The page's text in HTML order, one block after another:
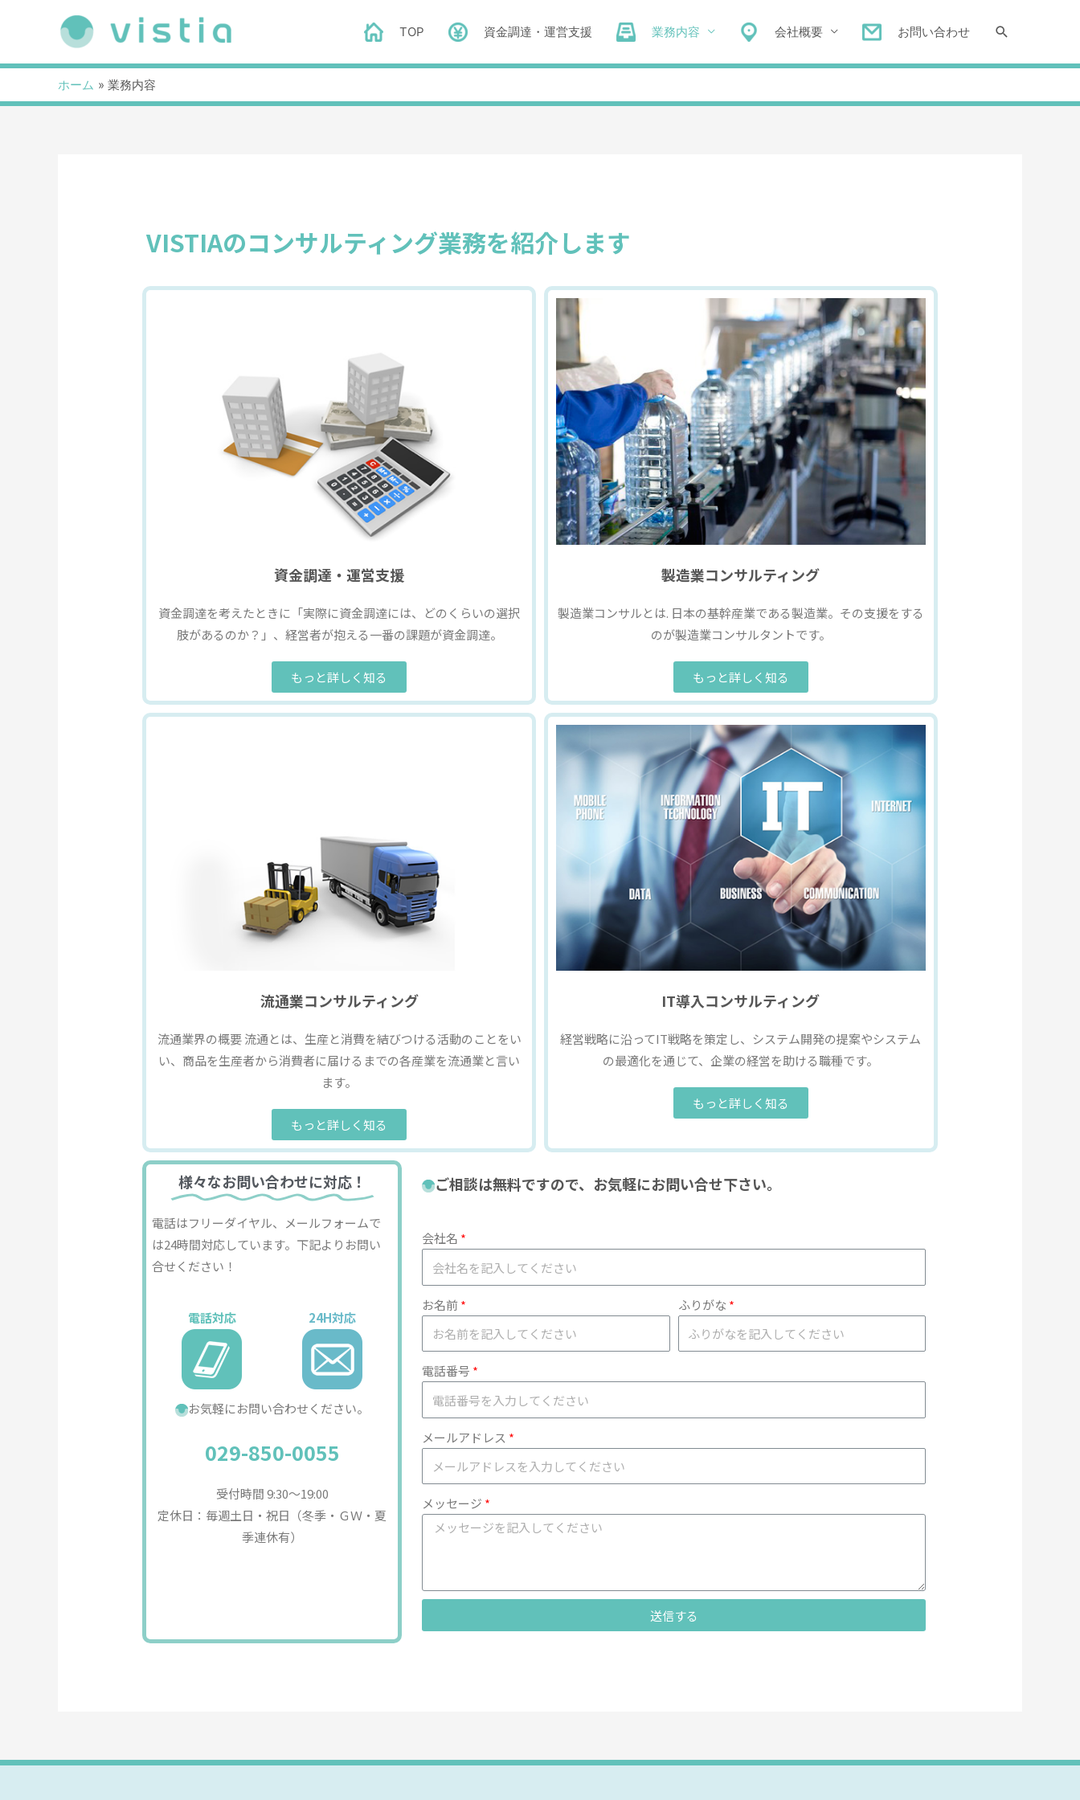
TOP 資金調達・運営支援 業務内容 会社概要 お問い合わせ
ホーム 業務内容
VISTIAのコンサルティング業務を紹介します
資金調達・運営支援
資金調達を考えたときに「実際に資金調達には、どのくらいの選択
肢があるのか？」、経営者が抱える一番の課題が資金調達。
もっと詳しく知る
製造業コンサルティング
製造業コンサルとは. 日本の基幹産業である製造業。その支援をする
のが製造業コンサルタントです。
もっと詳しく知る
流通業コンサルティング
流通業界の概要 流通とは、生産と消費を結びつける活動のことをい
い、商品を生産者から消費者に届けるまでの各産業を流通業と言い
ます。
もっと詳しく知る
IT導入コンサルティング
経営戦略に沿ってIT戦略を策定し、システム開発の提案やシステム
の最適化を通じて、企業の経営を助ける職種です。
もっと詳しく知る
様々なお問い合わせに対応！
電話はフリーダイヤル、メールフォームで
は24時間対応しています。下記よりお問い
合せください！
電話対応 24H対応
お気軽にお問い合わせください。
029-850-0055
受付時間 9:30〜19:00
定休日：毎週土日・祝日（冬季・ＧＷ・夏
季連休有）
ご相談は無料ですので、お気軽にお問い合せ下さい。
会社名
お名前 ふりがな
電話番号
メールアドレス
メッセージ
送信する